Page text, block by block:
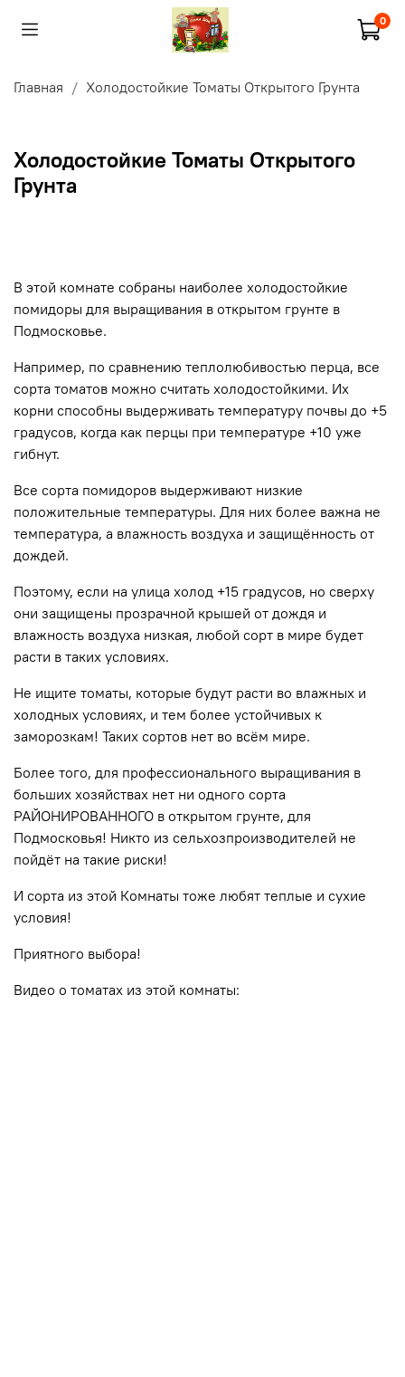
0
Главная Холодостойкие Томаты Открытого Грунта
Холодостойкие Томаты Открытого
Грунта
В этой комнате собраны наиболее холодостойкие
помидоры для выращивания в открытом грунте в
Подмосковье.
Например, по сравнению теплолюбивостью перца, все
сорта томатов можно считать холодостойкими. Их
корни способны выдерживать температуру почвы до +5
градусов, когда как перцы при температуре +10 уже
гибнут.
Все сорта помидоров выдерживают низкие
положительные температуры. Для них более важна не
температура, а влажность воздуха и защищённость от
дождей.
Поэтому, если на улица холод +15 градусов, но сверху
они защищены прозрачной крышей от дождя и
влажность воздуха низкая, любой сорт в мире будет
расти в таких условиях.
Не ищите томаты, которые будут расти во влажных и
холодных условиях, и тем более устойчивых к
заморозкам! Таких сортов нет во всём мире.
Более того, для профессионального выращивания в
больших хозяйствах нет ни одного сорта
РАЙОНИРОВАННОГО в открытом грунте, для
Подмосковья! Никто из сельхозпроизводителей не
пойдёт на такие риски!
И сорта из этой Комнаты тоже любят теплые и сухие
условия!
Приятного выбора!
Видео о томатах из этой комнаты: